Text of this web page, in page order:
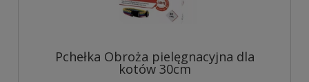
Pchełka Obroża pielęgnacyjna dla
kotów 30cm